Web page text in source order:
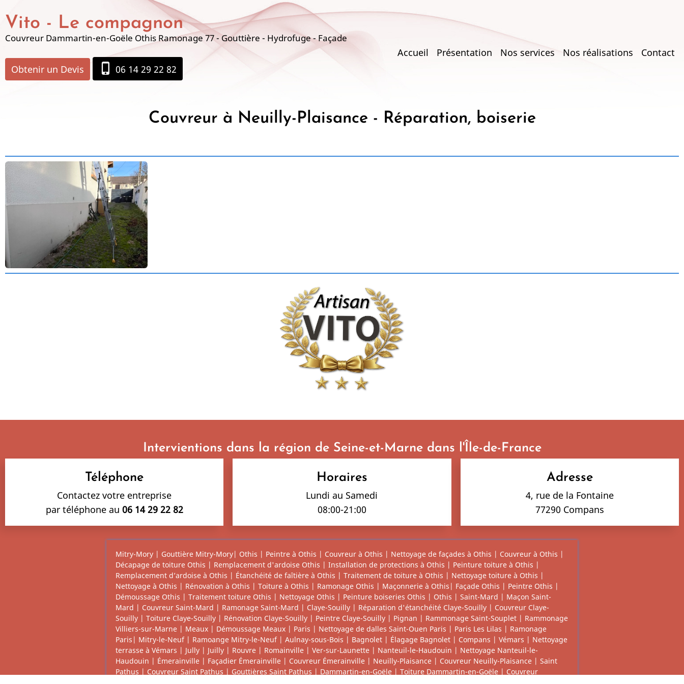
au
contenu
Vito - Le compagnon
Couvreur Dammartin-en-Goële Othis Ramonage 77 - Gouttière - Hydrofuge - Façade
Obtenir un Devis phone_iphone 06 14 29 22 82
Main
Accueil Présentation Nos services Nos réalisations Contact
Couvreur à Neuilly-Plaisance - Réparation, boiserie
Intervientions dans la région de Seine-et-Marne dans l'Île-de-France
Téléphone
Contactez votre entreprise
par téléphone au 06 14 29 22 82
Horaires
Lundi au Samedi
08:00-21:00
Adresse
4, rue de la Fontaine
77290 Compans
Mitry-Mory| Gouttière Mitry-Mory| Othis | Peintre à Othis | Couvreur à Othis | Nettoyage de façades à Othis | Couvreur à Othis |
Décapage de toiture Othis | Remplacement d'ardoise Othis | Installation de protections à Othis | Peinture toiture à Othis |
Remplacement d’ardoise à Othis | Étanchéité de faîtière à Othis | Traitement de toiture à Othis | Nettoyage toiture à Othis |
Nettoyage à Othis | Rénovation à Othis | Toiture à Othis | Ramonage Othis | Maçonnerie à Othis | Façade Othis | Peintre Othis |
Démoussage Othis | Traitement toiture Othis | Nettoyage Othis | Peinture boiseries Othis | Othis | Saint-Mard | Maçon Saint-
Mard | Couvreur Saint-Mard | Ramonage Saint-Mard | Claye-Souilly | Réparation d'étanchéité Claye-Souilly| Couvreur Claye-
Souilly | Toiture Claye-Souilly | Rénovation Claye-Souilly | Peintre Claye-Souilly | Pignan | Rammonage Saint-Souplet| Rammonage
Villiers-sur-Marne| Meaux| Démoussage Meaux| Paris | Nettoyage de dalles Saint-Ouen Paris | Paris Les Lilas | Ramonage
Paris | Mitry-le-Neuf| Ramoange Mitry-le-Neuf| Aulnay-sous-Bois | Bagnolet| Élagage Bagnolet| Compans | Vémars | Nettoyage
terrasse à Vémars | Jully | Juilly | Rouvre | Romainville| Ver-sur-Launette| Nanteuil-le-Haudouin | Nettoyage Nanteuil-le-
Haudouin | Émerainville| Façadier Émerainville| Couvreur Émerainville| Neuilly-Plaisance| Couvreur Neuilly-Plaisance| Saint
Pathus | Couvreur Saint Pathus | Gouttières Saint Pathus | Dammartin-en-Goële| Toiture Dammartin-en-Goële| Couvreur